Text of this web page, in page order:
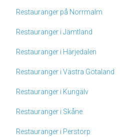
Restauranger på Norrmalm
Restauranger i Jämtland
Restauranger i Härjedalen
Restauranger i Västra Götaland
Restauranger i Kungälv
Restauranger i Skåne
Restauranger i Perstorp